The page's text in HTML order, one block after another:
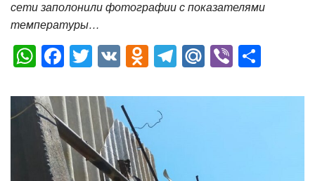
сети заполонили фотографии с показателями
температуры…
W
at
s
A
p
F
c
e
b
o
T
tt
er
V
O
n
o
kl
a
T
e
M
.R
Vi
er п